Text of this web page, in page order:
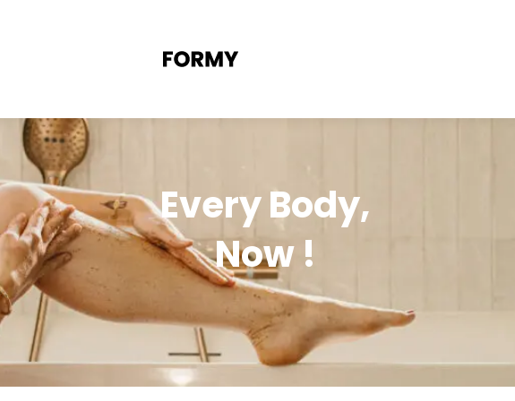
Every Body,
Now !